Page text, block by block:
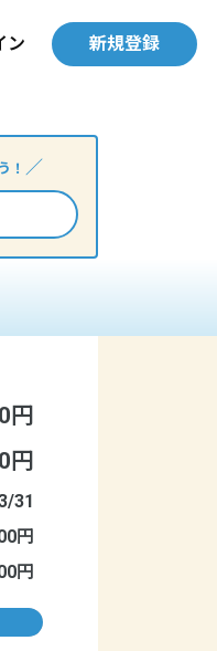
ン 新規登録
！ ／
円
円
31
円
円